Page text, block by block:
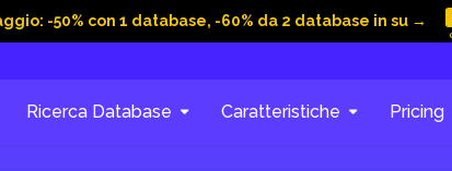
-50% con 1 database, -60% da 2 database in su →
Ricerca Database Caratteristiche Pricing